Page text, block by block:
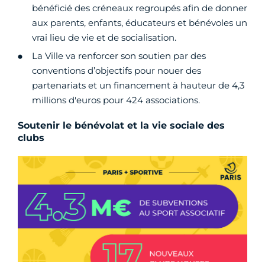
bénéficié des créneaux regroupés afin de donner
aux parents, enfants, éducateurs et bénévoles un
vrai lieu de vie et de socialisation.
La Ville va renforcer son soutien par des
conventions d’objectifs pour nouer des
partenariats et un financement à hauteur de 4,3
millions d'euros pour 424 associations.
Soutenir le bénévolat et la vie sociale des
clubs